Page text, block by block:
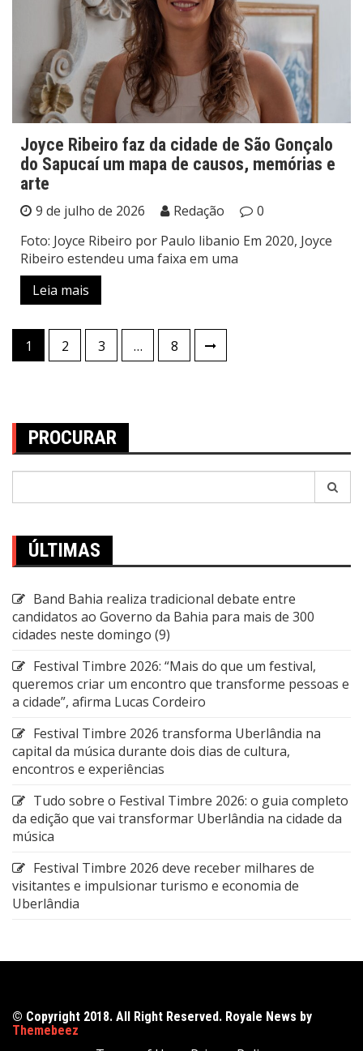
Joyce Ribeiro faz da cidade de São Gonçalo
do Sapucaí um mapa de causos, memórias e
arte
9 de julho de 2026 Redação
0
Foto: Joyce Ribeiro por Paulo libanio Em 2020, Joyce
Ribeiro estendeu uma faixa em uma
Leia mais
Paginação
de
1 2 3 … 8
PROCURAR
ÚLTIMAS
Band Bahia realiza tradicional debate entre
candidatos ao Governo da Bahia para mais de 300
cidades neste domingo (9)
Festival Timbre 2026: “Mais do que um festival,
queremos criar um encontro que transforme pessoas e
a cidade”, afirma Lucas Cordeiro
Festival Timbre 2026 transforma Uberlândia na
capital da música durante dois dias de cultura,
encontros e experiências
Tudo sobre o Festival Timbre 2026: o guia completo
da edição que vai transformar Uberlândia na cidade da
música
Festival Timbre 2026 deve receber milhares de
visitantes e impulsionar turismo e economia de
Uberlândia
© Copyright 2018. All Right Reserved. Royale News by
Themebeez